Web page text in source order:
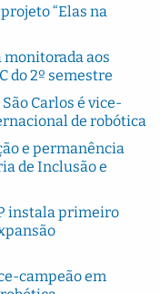
“Elas na
aos
do 2º semestre
Carlos é vice-
de robótica
e permanência
de Inclusão e
instala primeiro
campeão em